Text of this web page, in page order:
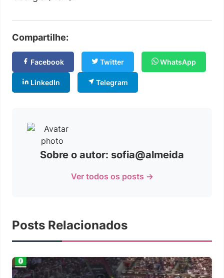
Compartilhe:
Facebook Twitter WhatsApp
LinkedIn Telegram
Sobre o autor: sofia@almeida
Ver todos os posts →
Posts Relacionados